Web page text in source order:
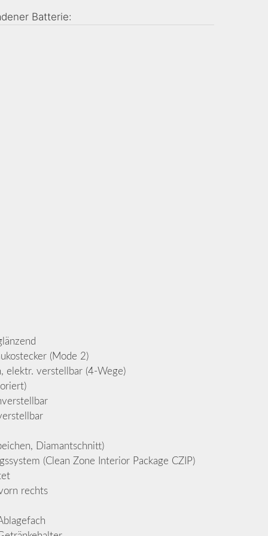
Batterie:
(Mode 2)
elektr. verstellbar (4-Wege)
Diamantschnitt)
(Clean Zone Interior Package CZIP)
rechts